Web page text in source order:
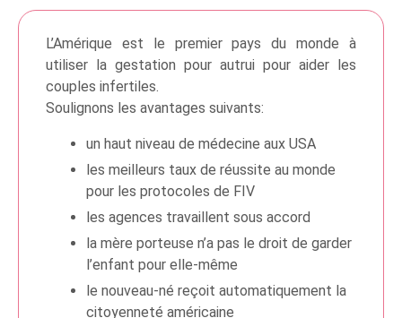
L’Amérique est le premier pays du monde à
utiliser la gestation pour autrui pour aider les
couples infertiles.
Soulignons les avantages suivants:
un haut niveau de médecine aux USA
les meilleurs taux de réussite au monde
pour les protocoles de FIV
les agences travaillent sous accord
la mère porteuse n’a pas le droit de garder
l’enfant pour elle-même
le nouveau-né reçoit automatiquement la
citoyenneté américaine